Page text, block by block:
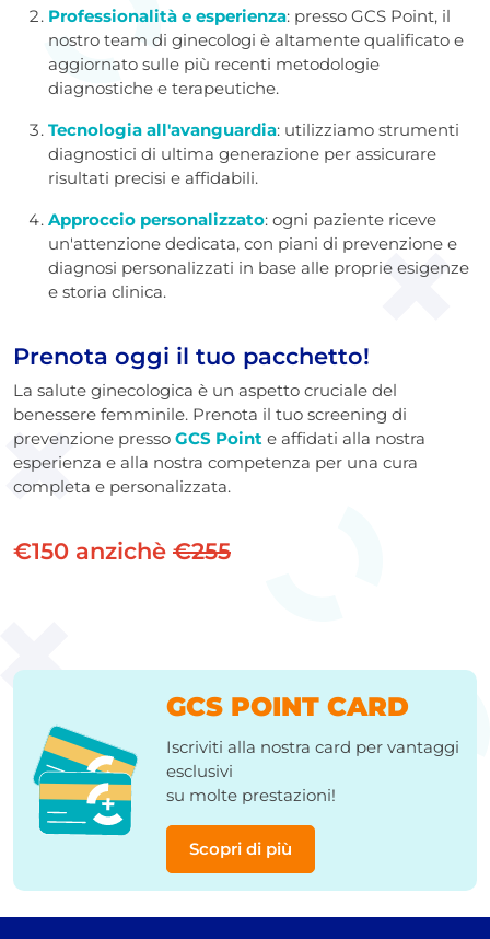
Professionalità e esperienza: presso GCS Point, il
nostro team di ginecologi è altamente qualificato e
aggiornato sulle più recenti metodologie
diagnostiche e terapeutiche.
Tecnologia all'avanguardia: utilizziamo strumenti
diagnostici di ultima generazione per assicurare
risultati precisi e affidabili.
Approccio personalizzato: ogni paziente riceve
un'attenzione dedicata, con piani di prevenzione e
diagnosi personalizzati in base alle proprie esigenze
e storia clinica.
Prenota oggi il tuo pacchetto!
La salute ginecologica è un aspetto cruciale del
benessere femminile. Prenota il tuo screening di
prevenzione presso GCS Point e affidati alla nostra
esperienza e alla nostra competenza per una cura
completa e personalizzata.
€150 anzichè €255
GCS POINT CARD
Iscriviti alla nostra card per vantaggi
esclusivi
su molte prestazioni!
Scopri di più